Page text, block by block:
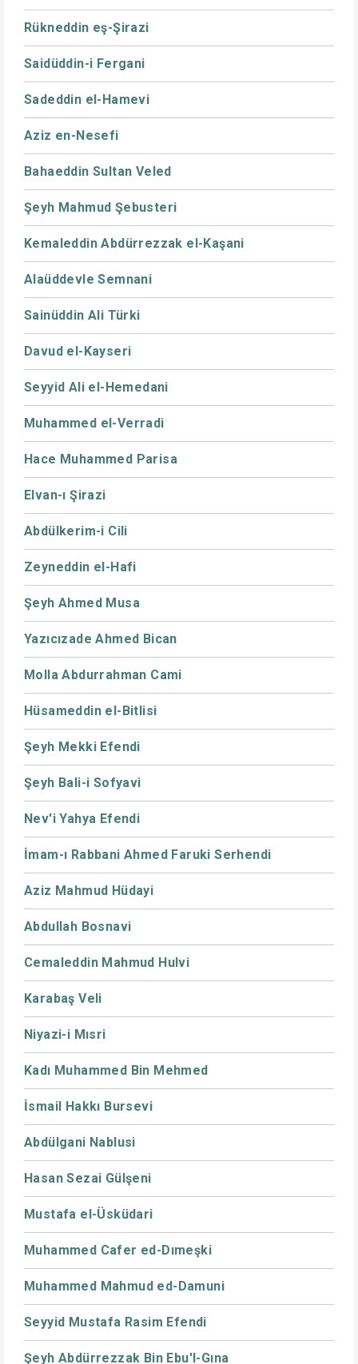
Rükneddin eş-Şirazi
Saidüddin-i Fergani
Sadeddin el-Hamevi
Aziz en-Nesefi
Bahaeddin Sultan Veled
Şeyh Mahmud Şebusteri
Kemaleddin Abdürrezzak el-Kaşani
Alaüddevle Semnani
Sainüddin Ali Türki
Davud el-Kayseri
Seyyid Ali el-Hemedani
Muhammed el-Verradi
Hace Muhammed Parisa
Elvan-ı Şirazi
Abdülkerim-i Cili
Zeyneddin el-Hafi
Şeyh Ahmed Musa
Yazıcızade Ahmed Bican
Molla Abdurrahman Cami
Hüsameddin el-Bitlisi
Şeyh Mekki Efendi
Şeyh Bali-i Sofyavi
Nev'i Yahya Efendi
İmam-ı Rabbani Ahmed Faruki Serhendi
Aziz Mahmud Hüdayi
Abdullah Bosnavi
Cemaleddin Mahmud Hulvi
Karabaş Veli
Niyazi-i Mısri
Kadı Muhammed Bin Mehmed
İsmail Hakkı Bursevi
Abdülgani Nablusi
Hasan Sezai Gülşeni
Mustafa el-Üsküdari
Muhammed Cafer ed-Dımeşki
Muhammed Mahmud ed-Damuni
Seyyid Mustafa Rasim Efendi
Şeyh Abdürrezzak Bin Ebu'l-Gına